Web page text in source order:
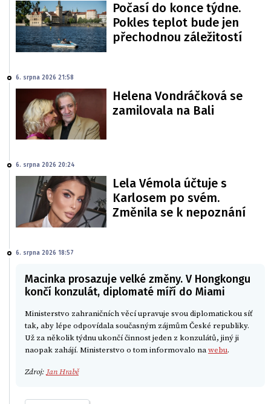
Počasí do konce týdne.
Pokles teplot bude jen
přechodnou záležitostí
6. srpna 2026 21:58
Helena Vondráčková se
zamilovala na Bali
6. srpna 2026 20:24
Lela Vémola účtuje s
Karlosem po svém.
Změnila se k nepoznání
6. srpna 2026 18:57
Macinka prosazuje velké změny. V Hongkongu
končí konzulát, diplomaté míří do Miami
Ministerstvo zahraničních věcí upravuje svou diplomatickou síť
tak, aby lépe odpovídala současným zájmům České republiky.
Už za několik týdnu ukončí činnost jeden z konzulátů, jiný ji
naopak zahájí. Ministerstvo o tom informovalo nawebu.
Zdroj: Jan Hrabě